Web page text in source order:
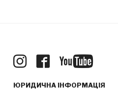
ЮРИДИЧНА ІНФОРМАЦІЯ